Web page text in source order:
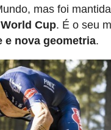
mas foi
Cup. É o seu
e nova geometria.